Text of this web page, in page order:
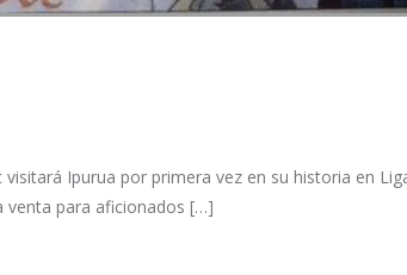
Ipurua por primera vez en su historia en
venta para aficionados […]